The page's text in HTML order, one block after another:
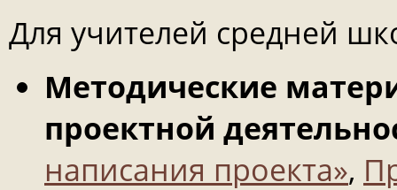
Для учителей средней
Методические
проектной
написания проекта»,